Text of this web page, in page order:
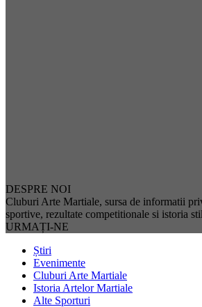
DESPRE NOI
Cluburi Arte Martiale, sursa de informatii
sportive, rezultate competitionale si istoria
URMAȚI-NE
Știri
Evenimente
Cluburi Arte Martiale
Istoria Artelor Martiale
Alte Sporturi